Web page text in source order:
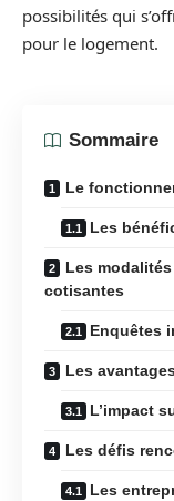
possibilités qui
pour le logement.
Sommaire
Le
Les
Les
cotisantes
Enquêtes
Les
L’impact
Les défis
Les